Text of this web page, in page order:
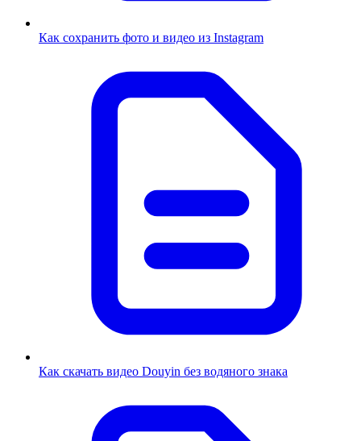
Как сохранить фото и видео из Instagram
Как скачать видео Douyin без водяного знака